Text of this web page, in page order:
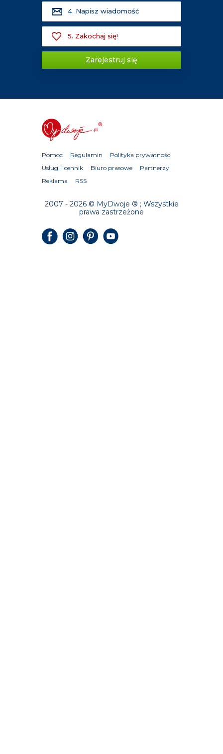
4. Napisz wiadomość
5. Zakochaj się!
Zarejestruj się
Pomoc Regulamin
Polityka prywatności
Usługi i cennik
Biuro prasowe
Partnerzy
Reklama
RSS
2007 - 2026 © MyDwoje ® ; Wszystkie
prawa zastrzeżone